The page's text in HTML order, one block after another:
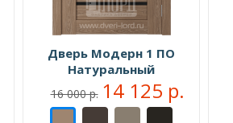
Дверь Модерн 1 ПО
Натуральный
16 000 р. 14 125 р.